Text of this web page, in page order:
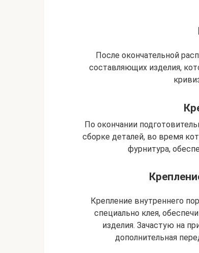
После окончательной
составляющих изделия,
По окончании
сборке деталей, во время
фурнитура,
Крепление внутреннего
специально клея,
изделия. Зачастую на
дополнительная